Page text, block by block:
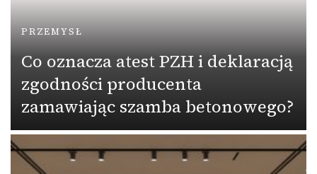
PRZEMYSŁ
Co oznacza atest PZH i deklaracją
zgodności producenta
zamawiając szamba betonowego?